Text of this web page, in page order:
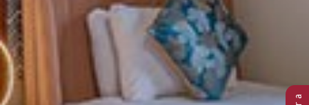
QUARTO FAMILIAR DELUXE
VISTA PARA O LAGO